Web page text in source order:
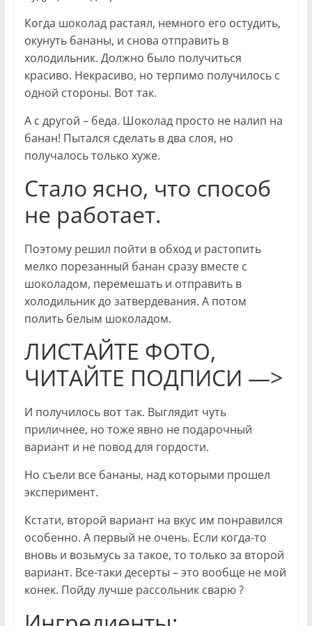
Когда шоколад растаял, немного его остудить,
окунуть бананы, и снова отправить в
холодильник. Должно было получиться
красиво. Некрасиво, но терпимо получилось с
одной стороны. Вот так.
А с другой – беда. Шоколад просто не налип на
банан! Пытался сделать в два слоя, но
получалось только хуже.
Стало ясно, что способ
не работает.
Поэтому решил пойти в обход и растопить
мелко порезанный банан сразу вместе с
шоколадом, перемешать и отправить в
холодильник до затвердевания. А потом
полить белым шоколадом.
ЛИСТАЙТЕ ФОТО,
ЧИТАЙТЕ ПОДПИСИ —>
И получилось вот так. Выглядит чуть
приличнее, но тоже явно не подарочный
вариант и не повод для гордости.
Но съели все бананы, над которыми прошел
эксперимент.
Кстати, второй вариант на вкус им понравился
особенно. А первый не очень. Если когда-то
вновь и возьмусь за такое, то только за второй
вариант. Все-таки десерты – это вообще не мой
конек. Пойду лучше рассольник сварю ?